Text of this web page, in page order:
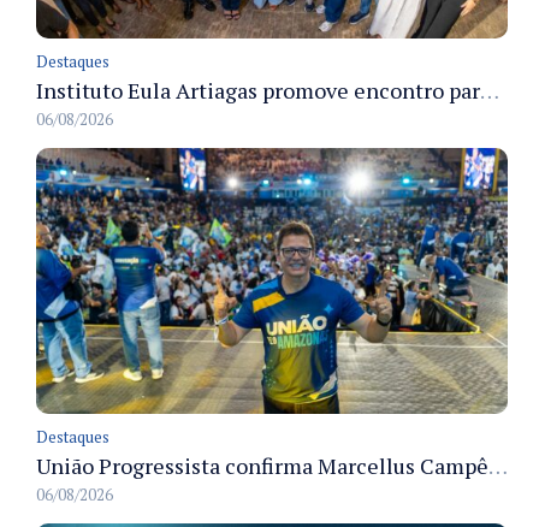
Destaques
Instituto Eula Artiagas promove encontro para discutir melhorias para o bairro Petrópolis
06/08/2026
Destaques
União Progressista confirma Marcellus Campêlo como candidato a deputado estadual
06/08/2026